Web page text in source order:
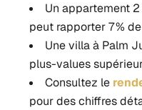
Un appartement
peut rapporter 7 %
Une villa à Palm
plus-values
Consultez le
pour des chiffres